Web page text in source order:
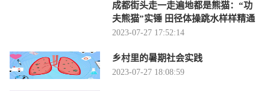
成都街头走一走遍地都是熊猫：“功
夫熊猫”实锤 田径体操跳水样样精通
2023-07-27 17:52:14
乡村里的暑期社会实践
2023-07-27 18:08:59